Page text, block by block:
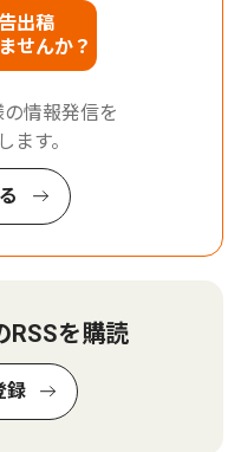
出稿
せんか？
情報発信を
ます。
RSSを購読
録